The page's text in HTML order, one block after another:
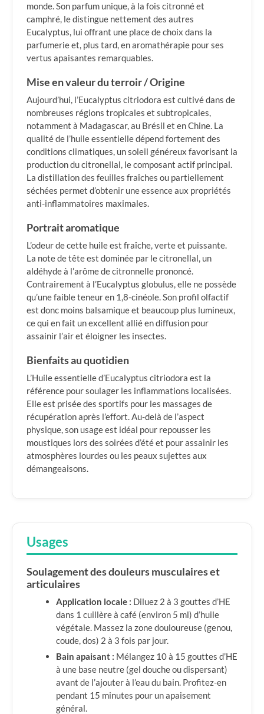
monde. Son parfum unique, à la fois citronné et
camphré, le distingue nettement des autres
Eucalyptus, lui offrant une place de choix dans la
parfumerie et, plus tard, en aromathérapie pour ses
vertus apaisantes remarquables.
Mise en valeur du terroir / Origine
Aujourd’hui, l’Eucalyptus citriodora est cultivé dans de
nombreuses régions tropicales et subtropicales,
notamment à Madagascar, au Brésil et en Chine. La
qualité de l’huile essentielle dépend fortement des
conditions climatiques, un soleil généreux favorisant la
production du citronellal, le composant actif principal.
La distillation des feuilles fraîches ou partiellement
séchées permet d’obtenir une essence aux propriétés
anti-inflammatoires maximales.
Portrait aromatique
L’odeur de cette huile est fraîche, verte et puissante.
La note de tête est dominée par le citronellal, un
aldéhyde à l’arôme de citronnelle prononcé.
Contrairement à l’Eucalyptus globulus, elle ne possède
qu’une faible teneur en 1,8-cinéole. Son profil olfactif
est donc moins balsamique et beaucoup plus lumineux,
ce qui en fait un excellent allié en diffusion pour
assainir l’air et éloigner les insectes.
Bienfaits au quotidien
L’Huile essentielle d’Eucalyptus citriodora est la
référence pour soulager les inflammations localisées.
Elle est prisée des sportifs pour les massages de
récupération après l’effort. Au-delà de l’aspect
physique, son usage est idéal pour repousser les
moustiques lors des soirées d’été et pour assainir les
atmosphères lourdes ou les peaux sujettes aux
démangeaisons.
Usages
Soulagement des douleurs musculaires et
articulaires
Application locale : Diluez 2 à 3 gouttes d’HE
dans 1 cuillère à café (environ 5 ml) d’huile
végétale. Massez la zone douloureuse (genou,
coude, dos) 2 à 3 fois par jour.
Bain apaisant : Mélangez 10 à 15 gouttes d’HE
à une base neutre (gel douche ou dispersant)
avant de l’ajouter à l’eau du bain. Profitez-en
pendant 15 minutes pour un apaisement
général.